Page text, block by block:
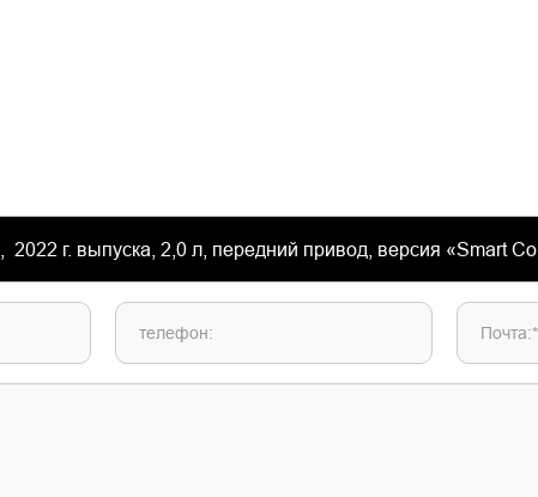
телефон: Почта:*